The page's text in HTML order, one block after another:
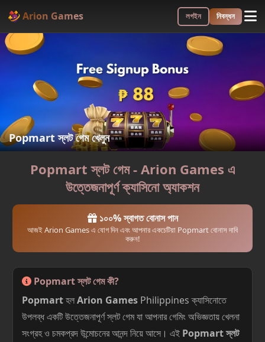
Arion Games লগইন নিবন্ধন
Popmart স্লট গেম খেলুন
Popmart স্লট গেম - Arion Games এ
উত্তেজনাপূর্ণ ক্যাসিনো অ্যাকশন
১০০% স্বাগত বোনাস পান
আজই Arion Games এ যোগ দিন এবং আপনার একচেটিয়া Popmart বোনাস দাবি
করুন!
Popmart স্লট গেম কী?
PopmartহলArion Games Philippines ক্যাসিনোতে
উপলব্ধ একটি উত্তেজনাপূর্ণ স্লট গেম যা আপনার গেমিং অভিজ্ঞতায় খেলনা
সংগ্রহ ও চমকপ্রদ উন্মোচনের আনন্দ নিয়ে আসে। এই Popmart স্লট